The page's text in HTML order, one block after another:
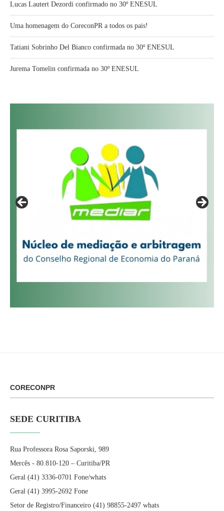
Lucas Lautert Dezordi confirmado no 30º ENESUL
Uma homenagem do CoreconPR a todos os pais!
Tatiani Sobrinho Del Bianco confirmada no 30º ENESUL
Jurema Tomelin confirmada no 30º ENESUL
CORECONPR
SEDE CURITIBA
Rua Professora Rosa Saporski, 989
Mercês - 80.810-120 – Curitiba/PR
Geral (41) 3336-0701 Fone/whats
Geral (41) 3995-2692 Fone
Setor de Registro/Financeiro (41) 98855-2497 whats